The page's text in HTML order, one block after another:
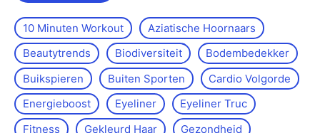
10 Minuten Workout
Aziatische Hoornaars
Beautytrends
Biodiversiteit
Bodembedekker
Buikspieren
Buiten Sporten
Cardio Volgorde
Energieboost
Eyeliner
Eyeliner Truc
Fitness
Gekleurd Haar
Gezondheid